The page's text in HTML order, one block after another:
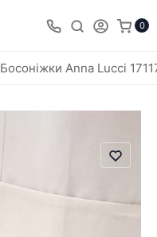
0
Босоніжки Anna Lucci